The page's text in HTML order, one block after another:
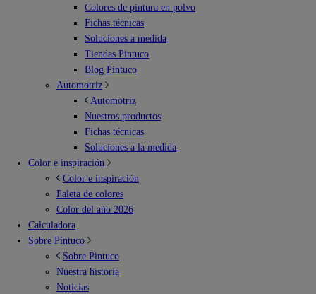
Colores de pintura en polvo
Fichas técnicas
Soluciones a medida
Tiendas Pintuco
Blog Pintuco
Automotriz
Automotriz
Nuestros productos
Fichas técnicas
Soluciones a la medida
Color e inspiración
Color e inspiración
Paleta de colores
Color del año 2026
Calculadora
Sobre Pintuco
Sobre Pintuco
Nuestra historia
Noticias